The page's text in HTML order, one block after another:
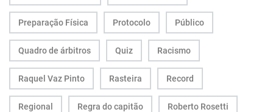
Preparação Física Protocolo Público
Quadro de árbitros Quiz Racismo
Raquel Vaz Pinto Rasteira Record
Regional Regra do capitão Roberto Rosetti